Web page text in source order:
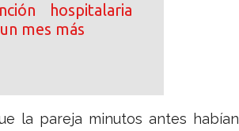
hospitalaria
mes más
la pareja minutos antes habían